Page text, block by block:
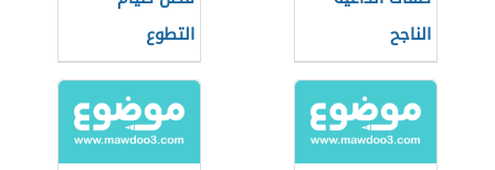
الناجح
التطوع